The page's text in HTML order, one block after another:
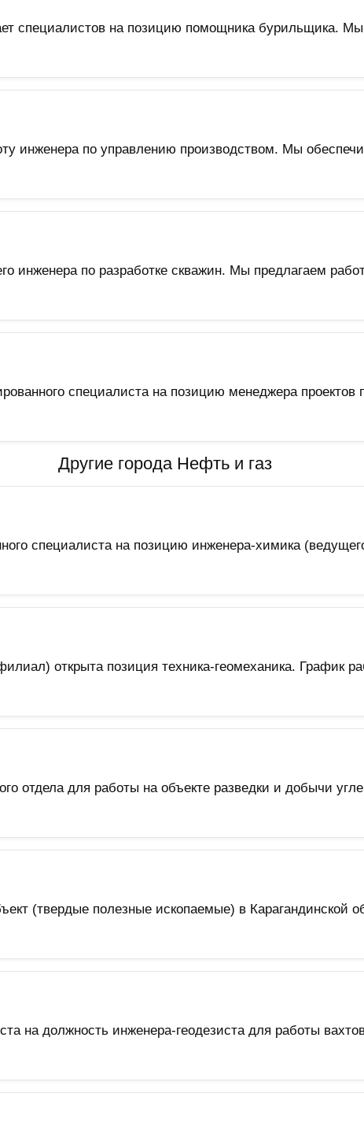
специалистов на позицию помощника бурильщика.
инженера по управлению производством. Мы
инженера по разработке скважин. Мы предлагаем
специалиста на позицию менеджера проектов
Другие города Нефть и газ
специалиста на позицию инженера-химика
открыта позиция техника-геомеханика. График
отдела для работы на объекте разведки и добычи
(твердые полезные ископаемые) в Карагандинской
на должность инженера-геодезиста для работы